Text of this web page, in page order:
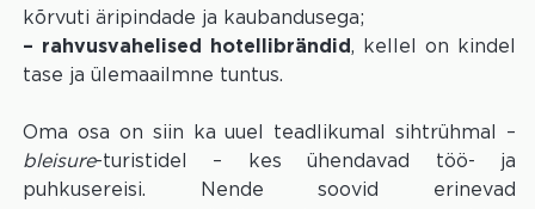
kõrvuti äripindade ja kaubandusega;
– rahvusvahelised hotellibrändid , kellel on kindel
tase ja ülemaailmne tuntus.
Oma osa on siin ka uuel teadlikumal sihtrühmal –
bleisure-turistidel – kes ühendavad töö- ja
puhkusereisi. Nende soovid erinevad